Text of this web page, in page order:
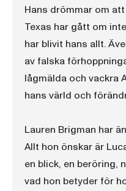
Hans drömmar om
Texas har gått om
har blivit hans allt.
av falska
lågmälda och vackra
hans värld och
Lauren Brigman har
Allt hon önskar är
en blick, en beröring,
vad hon betyder för